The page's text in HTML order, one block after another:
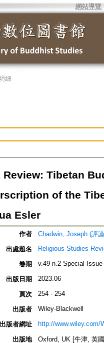
網站導覽
細
Review: Tibetan
of the
Esler
作者
Chadwin, Joseph (評
出處題名
Religious Studies
卷期 v.49 n.2 Special Issue
出版日期 2023.06
頁次 254 - 254
出版者 Wiley-Blackwell
出版者網址 http://www.wiley.com/
出版地
Oxford, UK [牛津, 英